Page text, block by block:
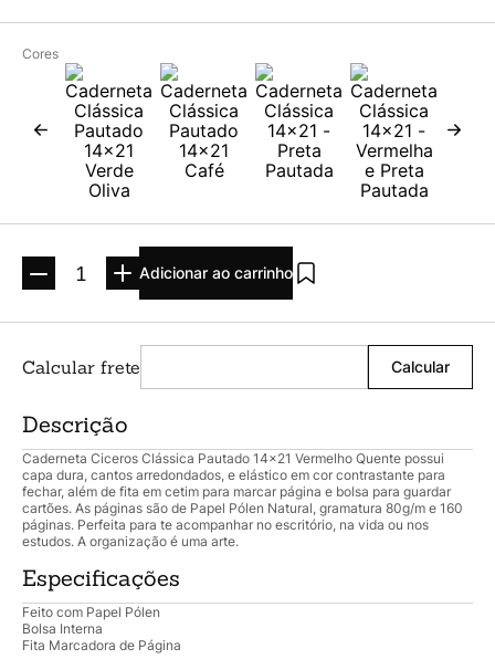
Cores
Adicionar ao carrinho
Descrição
Caderneta Ciceros Clássica Pautado 14x21 Vermelho Quente possui
capa dura, cantos arredondados, e elástico em cor contrastante para
fechar, além de fita em cetim para marcar página e bolsa para guardar
cartões. As páginas são de Papel Pólen Natural, gramatura 80g/m e 160
páginas. Perfeita para te acompanhar no escritório, na vida ou nos
estudos. A organização é uma arte.
Especificações
Feito com Papel Pólen
Bolsa Interna
Fita Marcadora de Página